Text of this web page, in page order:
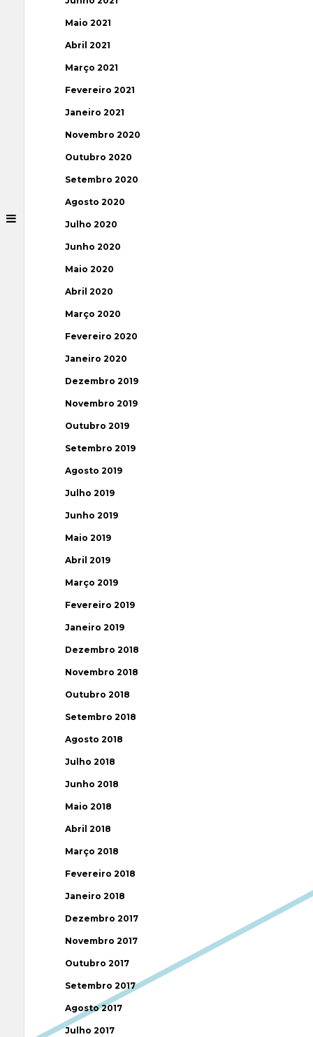
Maio 2021
Abril 2021
Março 2021
Fevereiro 2021
Janeiro 2021
Novembro 2020
Outubro 2020
Setembro 2020
Agosto 2020
Julho 2020
Junho 2020
Maio 2020
Abril 2020
Março 2020
Fevereiro 2020
Janeiro 2020
Dezembro 2019
Novembro 2019
Outubro 2019
Setembro 2019
Agosto 2019
Julho 2019
Junho 2019
Maio 2019
Abril 2019
Março 2019
Fevereiro 2019
Janeiro 2019
Dezembro 2018
Novembro 2018
Outubro 2018
Setembro 2018
Agosto 2018
Julho 2018
Junho 2018
Maio 2018
Abril 2018
Março 2018
Fevereiro 2018
Janeiro 2018
Dezembro 2017
Novembro 2017
Outubro 2017
Setembro 2017
Agosto 2017
Julho 2017